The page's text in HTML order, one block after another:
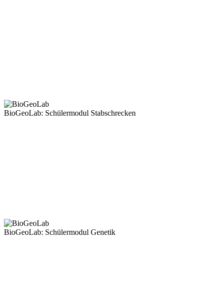
BioGeoLab: Schülermodul Stabschrecken
BioGeoLab: Schülermodul Genetik